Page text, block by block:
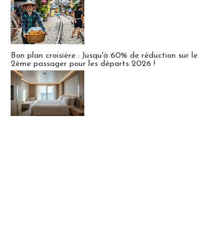
Bon plan croisière : Jusqu'à 60% de réduction sur le
2ème passager pour les départs 2026 !